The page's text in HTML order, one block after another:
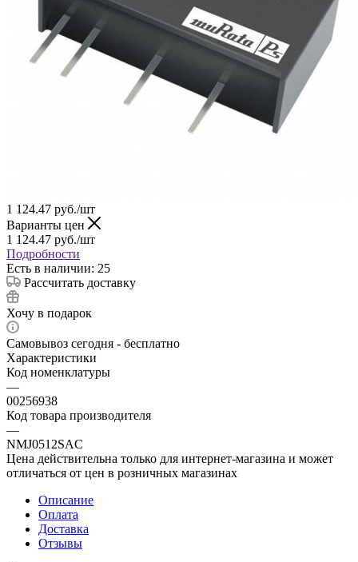
1 124.47 руб./шт
Варианты цен
1 124.47 руб./шт
Подробности
Есть в наличии: 25
Рассчитать доставку
Хочу в подарок
Самовывоз сегодня - бесплатно
Характеристики
Код номенклатуры
—
00256938
Код товара производителя
—
NMJ0512SAC
Цена действительна только для интернет-магазина и может
отличаться от цен в розничных магазинах
Описание
Оплата
Доставка
Отзывы